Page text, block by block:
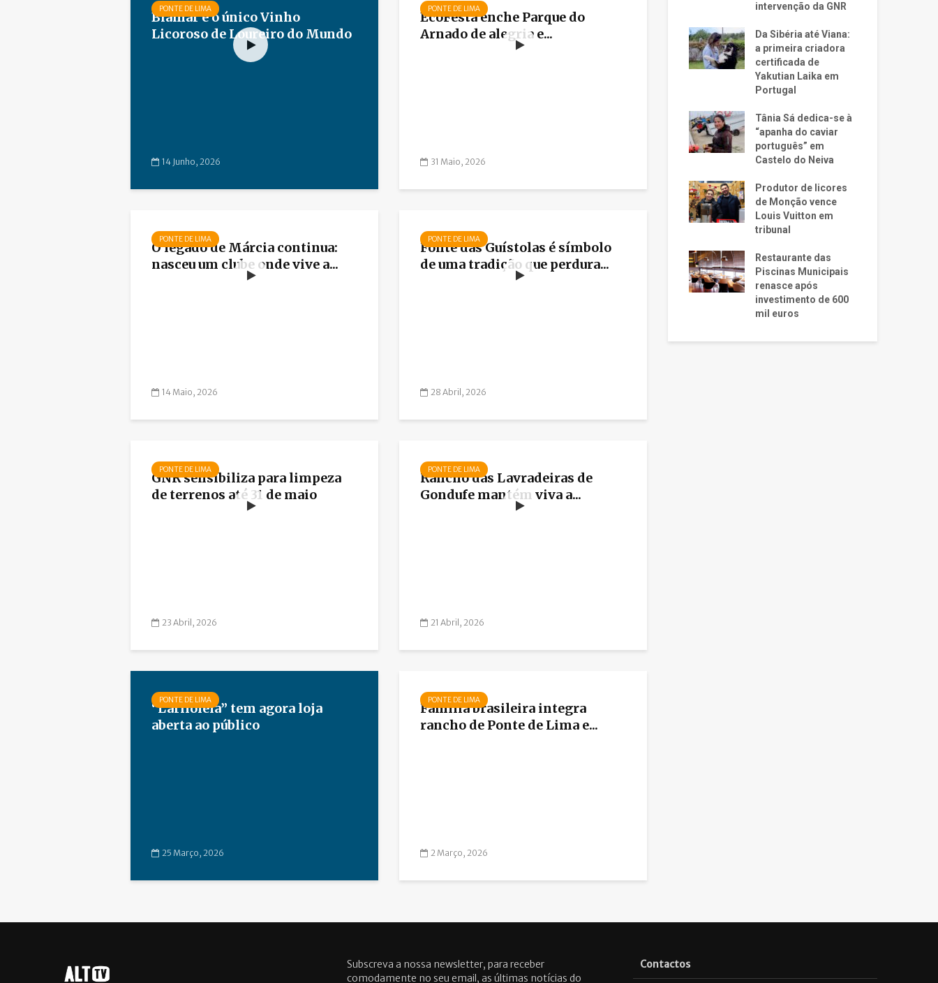
PONTE DE LIMA
Biamar é o único Vinho
Licoroso de Loureiro do Mundo
14 Junho, 2026
PONTE DE LIMA
EcoFesta enche Parque do
Arnado de alegria e...
31 Maio, 2026
PONTE DE LIMA
O legado de Márcia continua:
nasceu um clube onde vive a...
14 Maio, 2026
PONTE DE LIMA
Fonte das Guístolas é símbolo
de uma tradição que perdura...
28 Abril, 2026
PONTE DE LIMA
GNR sensibiliza para limpeza
de terrenos até 31 de maio
23 Abril, 2026
PONTE DE LIMA
Rancho das Lavradeiras de
Gondufe mantém viva a...
21 Abril, 2026
PONTE DE LIMA
“Larilolela” tem agora loja
aberta ao público
25 Março, 2026
PONTE DE LIMA
Família brasileira integra
rancho de Ponte de Lima e...
2 Março, 2026
intervenção da GNR
Da Sibéria até Viana:
a primeira criadora
certificada de
Yakutian Laika em
Portugal
Tânia Sá dedica-se à
“apanha do caviar
português” em
Castelo do Neiva
Produtor de licores
de Monção vence
Louis Vuitton em
tribunal
Restaurante das
Piscinas Municipais
renasce após
investimento de 600
mil euros
Subscreva a nossa newsletter, para receber
comodamente no seu email, as últimas notícias do
Contactos